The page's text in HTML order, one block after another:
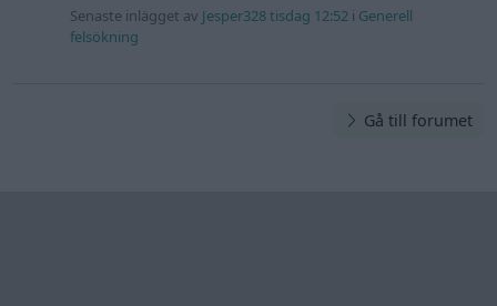
Senaste inlägget av Jesper328 tisdag 12:52 i Generell
felsökning
Gå till forumet